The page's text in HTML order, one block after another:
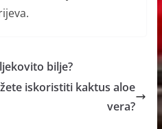
bilje?
iskoristiti kaktus aloe
vera?